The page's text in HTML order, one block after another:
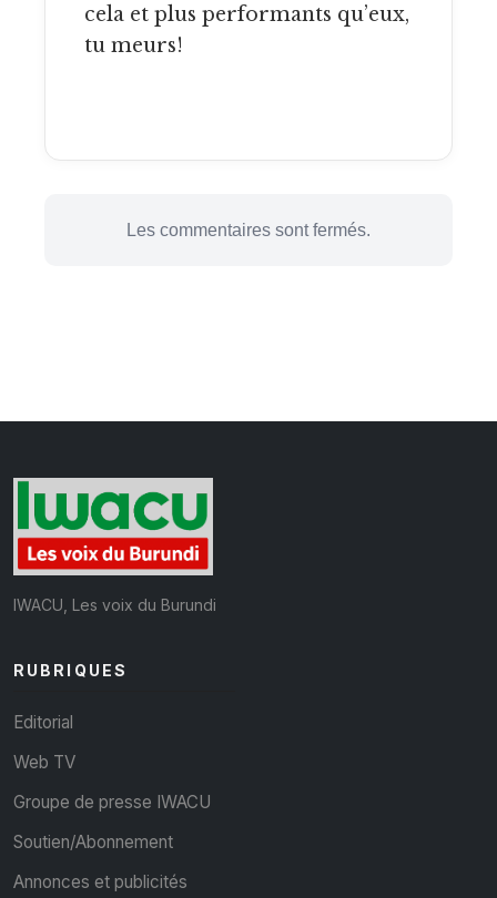
cela et plus performants qu’eux,
tu meurs!
Les commentaires sont fermés.
IWACU, Les voix du Burundi
RUBRIQUES
Editorial
Web TV
Groupe de presse IWACU
Soutien/Abonnement
Annonces et publicités